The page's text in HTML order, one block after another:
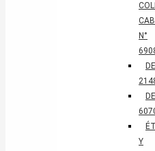
N°
Y